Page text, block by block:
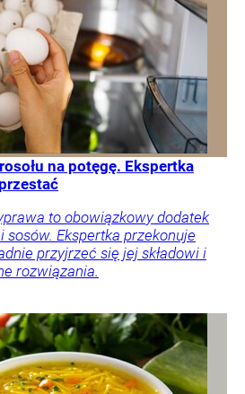
na potęgę. Ekspertka
to obowiązkowy dodatek
sosów. Ekspertka przekonuje
przyjrzeć się jej składowi i
rozwiązania.